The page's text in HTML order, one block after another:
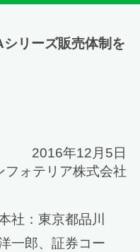
リーズ販売体制を
2016年12月5日
フォテリア株式会社
社：東京都品川
一郎、証券コー